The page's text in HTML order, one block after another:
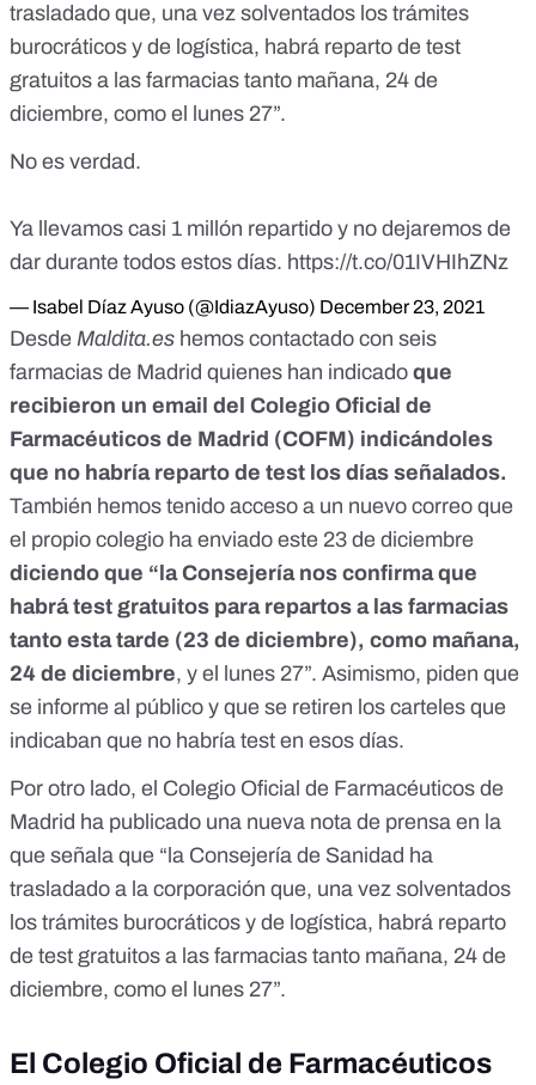
trasladado que, una vez solventados los trámites
burocráticos y de logística, habrá reparto de test
gratuitos a las farmacias tanto mañana, 24 de
diciembre, como el lunes 27”.
No es verdad.
Ya llevamos casi 1 millón repartido y no dejaremos de
dar durante todos estos días. https://t.co/01IVHIhZNz
— Isabel Díaz Ayuso (@IdiazAyuso) December 23, 2021
Desde Maldita.es hemos contactado con seis
farmacias de Madrid quienes han indicado que
recibieron un email del Colegio Oficial de
Farmacéuticos de Madrid (COFM) indicándoles
que no habría reparto de test los días señalados.
También hemos tenido acceso a un nuevo correo que
el propio colegio ha enviado este 23 de diciembre
diciendo que “la Consejería nos confirma que
habrá test gratuitos para repartos a las farmacias
tanto esta tarde (23 de diciembre), como mañana,
24 de diciembre, y el lunes 27”. Asimismo, piden que
se informe al público y que se retiren los carteles que
indicaban que no habría test en esos días.
Por otro lado, el Colegio Oficial de Farmacéuticos de
Madrid ha publicado una nueva nota de prensa en la
que señala que “la Consejería de Sanidad ha
trasladado a la corporación que, una vez solventados
los trámites burocráticos y de logística, habrá reparto
de test gratuitos a las farmacias tanto mañana, 24 de
diciembre, como el lunes 27”.
El Colegio Oficial de Farmacéuticos